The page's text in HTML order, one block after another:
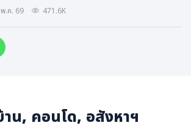
.ค. 69 471.6K
าน, คอนโด, อสังหาฯ